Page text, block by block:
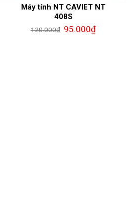
Máy tính NT CAVIET NT
408S
120.000₫ 95.000₫